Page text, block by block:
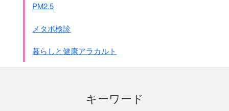
す。
中国に残した毒ガス弾の処理は、
が、
始まったばかりです。
毒ガスの疑いがもたれています。
PM2.5
メタボ検診
暮らしと健康アラカルト
キーワード